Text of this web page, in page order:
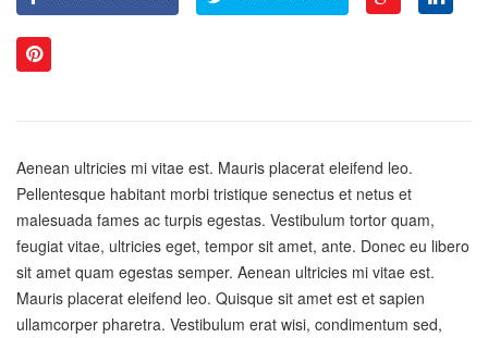
Aenean ultricies mi vitae est. Mauris placerat eleifend leo.
Pellentesque habitant morbi tristique senectus et netus et
malesuada fames ac turpis egestas. Vestibulum tortor quam,
feugiat vitae, ultricies eget, tempor sit amet, ante. Donec eu libero
sit amet quam egestas semper. Aenean ultricies mi vitae est.
Mauris placerat eleifend leo. Quisque sit amet est et sapien
ullamcorper pharetra. Vestibulum erat wisi, condimentum sed,